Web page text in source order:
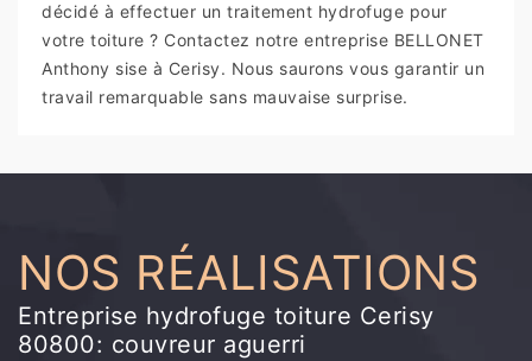
décidé à effectuer un traitement hydrofuge pour
votre toiture ? Contactez notre entreprise BELLONET
Anthony sise à Cerisy. Nous saurons vous garantir un
travail remarquable sans mauvaise surprise.
NOS RÉALISATIONS
Entreprise hydrofuge toiture Cerisy
80800: couvreur aguerri